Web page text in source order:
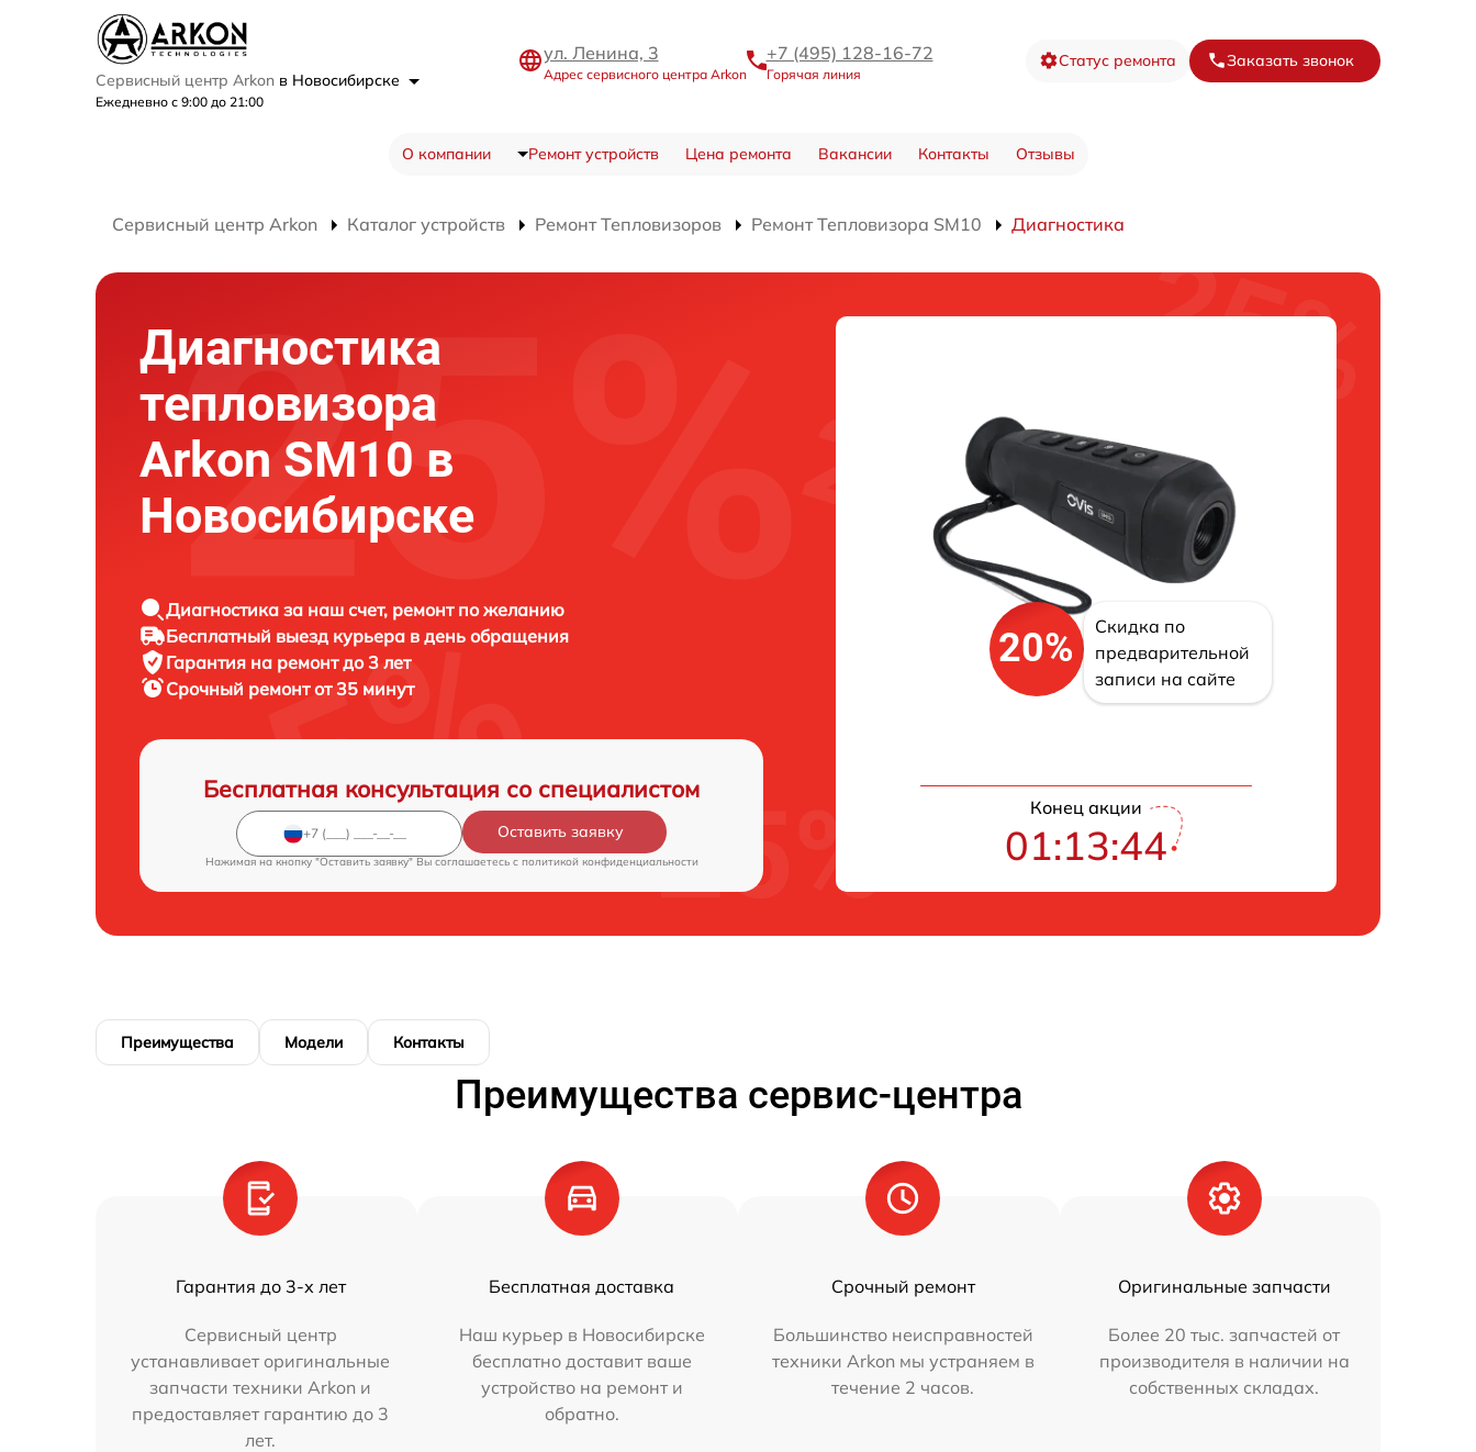
Сервисный центр Arkon в Новосибирске
Ежедневно с 9:00 до 21:00
ул. Ленина, 3
Адрес сервисного центра Arkon
+7 (495) 128-16-72
Горячая линия
Статус ремонта Заказать звонок
О компании Ремонт устройств Цена ремонта Вакансии Контакты Отзывы
Сервисный центр Arkon Каталог устройств Ремонт Тепловизоров Ремонт Тепловизора SM10 Диагностика
Диагностика
тепловизора
Arkon SM10 в
Новосибирске
Диагностика за наш счет, ремонт по желанию
Бесплатный выезд курьера в день обращения
Гарантия на ремонт до 3 лет
Срочный ремонт от 35 минут
Бесплатная консультация со специалистом
Оставить заявку
Нажимая на кнопку "Оставить заявку" Вы соглашаетесь c политикой конфиденциальности
20%
Скидка по
предварительной
записи на сайте
Конец акции
01:13:43
Преимущества Модели Контакты
Преимущества сервис-центра
Гарантия до 3-х лет
Сервисный центр
устанавливает оригинальные
запчасти техники Arkon и
предоставляет гарантию до 3
лет.
Бесплатная доставка
Наш курьер в Новосибирске
бесплатно доставит ваше
устройство на ремонт и
обратно.
Срочный ремонт
Большинство неисправностей
техники Arkon мы устраняем в
течение 2 часов.
Оригинальные запчасти
Более 20 тыс. запчастей от
производителя в наличии на
собственных складах.